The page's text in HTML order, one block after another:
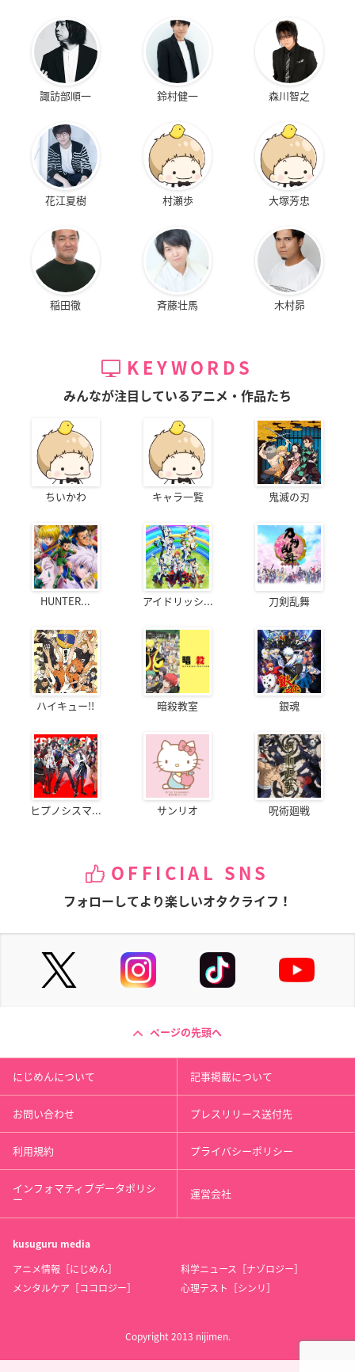
諏訪部順一 鈴村健一 森川智之
花江夏樹 村瀬歩 大塚芳忠
稲田徹 斉藤壮馬 木村昴
KEYWORDS
みんなが注目しているアニメ・作品たち
ちいかわ キャラ一覧 鬼滅の刃
HUNTER... アイドリッシ... 刀剣乱舞
ハイキュー!! 暗殺教室 銀魂
ヒプノシスマ... サンリオ 呪術廻戦
OFFICIAL SNS
フォローしてより楽しいオタクライフ！
ページの先頭へ
にじめんについて 記事掲載について
お問い合わせ プレスリリース送付先
利用規約 プライバシーポリシー
インフォマティブデータポリシ
ー 運営会社
kusuguru media
アニメ情報［にじめん］
科学ニュース［ナゾロジー］
メンタルケア［ココロジー］
心理テスト［シンリ］
Copyright 2013 nijimen.